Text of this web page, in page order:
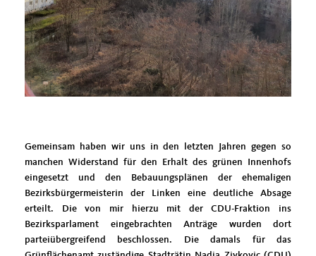
Gemeinsam haben wir uns in den letzten Jahren gegen so
manchen Widerstand für den Erhalt des grünen Innenhofs
eingesetzt und den Bebauungsplänen der ehemaligen
Bezirksbürgermeisterin der Linken eine deutliche Absage
erteilt. Die von mir hierzu mit der CDU-Fraktion ins
Bezirksparlament eingebrachten Anträge wurden dort
parteiübergreifend beschlossen. Die damals für das